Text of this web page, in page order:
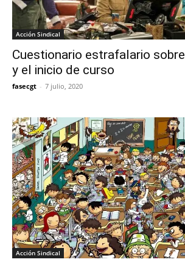
Acción Sindical
Cuestionario estrafalario
y el inicio de curso
fasecgt - 7 julio, 2020
Acción Sindical